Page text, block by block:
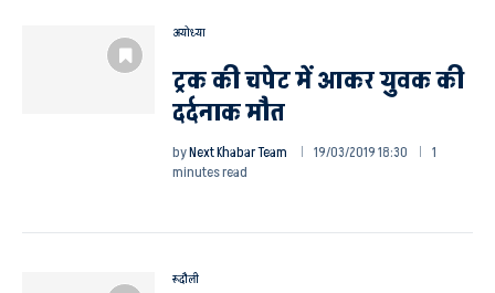
अयोध्या
ट्रक की चपेट में आकर युवक की
दर्दनाक मौत
byNext Khabar Team 19/03/2019 18:30
1
minutes read
रूदौली